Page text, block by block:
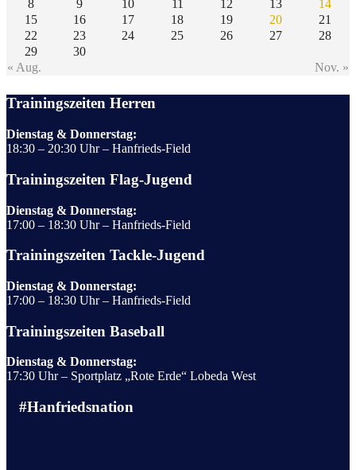
« Aug. Nov. »
8
9 10 11 12 13
14
15
16 17 18 19 20
21
22
23 24 25 26 27
28
29
30
Trainingszeiten Herren
Dienstag & Donnerstag:
18:30 – 20:30 Uhr – Hanfrieds-Field
Trainingszeiten Flag-Jugend
Dienstag & Donnerstag:
17:00 – 18:30 Uhr – Hanfrieds-Field
Trainingszeiten Tackle-Jugend
Dienstag & Donnerstag:
17:00 – 18:30 Uhr – Hanfrieds-Field
Trainingszeiten Baseball
Dienstag & Donnerstag:
17:30 Uhr – Sportplatz „Rote Erde“ Lobeda West
#Hanfriedsnation